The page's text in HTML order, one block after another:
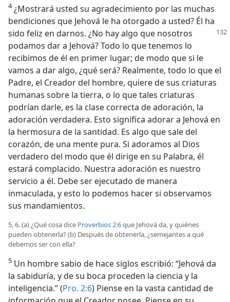
4¿Mostrará usted su agradecimiento por las muchas
bendiciones que Jehová le ha otorgado a usted? Él ha
sido feliz en darnos. ¿No hay algo que nosotros
podamos dar a Jehová? Todo lo que tenemos lo
recibimos de él en primer lugar; de modo que si le
vamos a dar algo, ¿qué será? Realmente, todo lo que el
Padre, el Creador del hombre, quiere de sus criaturas
humanas sobre la tierra, o lo que tales criaturas
podrían darle, es la clase correcta de adoración, la
adoración verdadera. Esto significa adorar a Jehová en
la hermosura de la santidad. Es algo que sale del
corazón, de una mente pura. Si adoramos al Dios
verdadero del modo que él dirige en su Palabra, él
estará complacido. Nuestra adoración es nuestro
servicio a él. Debe ser ejecutado de manera
inmaculada, y esto lo podemos hacer si observamos
sus mandamientos.
5, 6. (a) ¿Qué cosa dice Proverbios 2:6que Jehová da, y quiénes
pueden obtenerla? (b) Después de obtenerla, ¿semejantes a qué
debemos ser con ella?
5 Un hombre sabio de hace siglos escribió: “Jehová da
la sabiduría, y de su boca proceden la ciencia y la
inteligencia.” (Pro. 2:6) Piense en la vasta cantidad de